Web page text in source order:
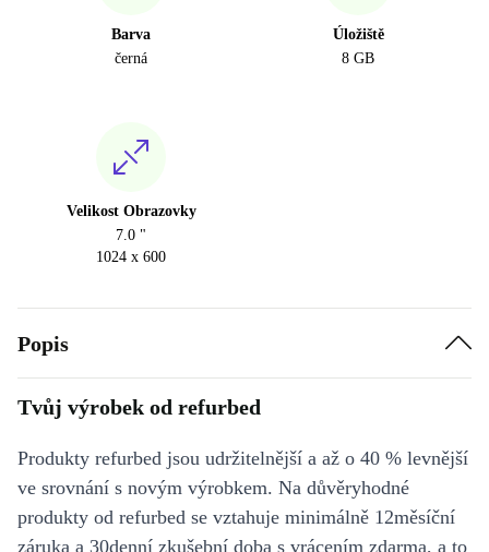
Barva
černá
Úložiště
8 GB
Velikost Obrazovky
7.0 "
1024 x 600
Popis
Tvůj výrobek od refurbed
Produkty refurbed jsou udržitelnější a až o 40 % levnější
ve srovnání s novým výrobkem. Na důvěryhodné
produkty od refurbed se vztahuje minimálně 12měsíční
záruka a 30denní zkušební doba s vrácením zdarma, a to